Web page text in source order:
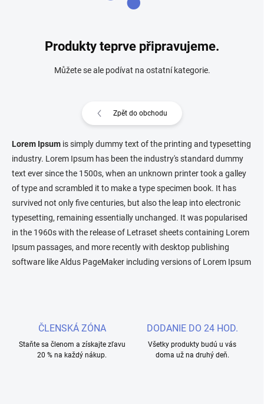
Produkty teprve připravujeme.
Můžete se ale podívat na ostatní kategorie.
Zpět do obchodu
Lorem Ipsum is simply dummy text of the printing and typesetting
industry. Lorem Ipsum has been the industry's standard dummy
text ever since the 1500s, when an unknown printer took a galley
of type and scrambled it to make a type specimen book. It has
survived not only five centuries, but also the leap into electronic
typesetting, remaining essentially unchanged. It was popularised
in the 1960s with the release of Letraset sheets containing Lorem
Ipsum passages, and more recently with desktop publishing
software like Aldus PageMaker including versions of Lorem Ipsum
ČLENSKÁ ZÓNA
Staňte sa členom a získajte zľavu
20 % na každý nákup.
DODANIE DO 24 HOD.
Všetky produkty budú u vás
doma už na druhý deň.